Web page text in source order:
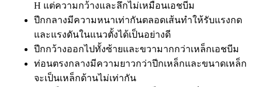
H แต่ความกว้างและลึกไม่เหมือนเอชบีม
ปีกกลางมีความหนาเท่ากันตลอดเส้นทำให้รับแรงกด
และแรงดันในแนวตั้งได้เป็นอย่างดี
ปีกกว้างออกไปทั้งซ้ายและขวามากกว่าเหล็กเอชบีม
ท่อนตรงกลางมีความยาวกว่าปีกเหล็กและขนาดเหล็ก
จะเป็นเหล็กด้านไม่เท่ากัน